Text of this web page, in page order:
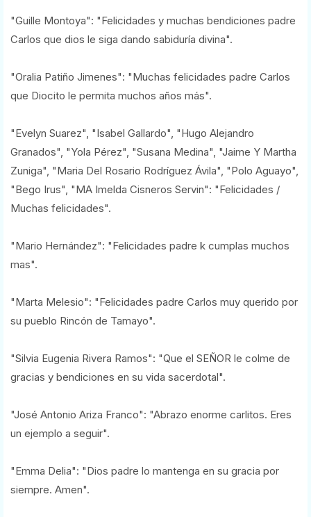
"Guille Montoya": "Felicidades y muchas bendiciones padre
Carlos que dios le siga dando sabiduría divina".
"Oralia Patiño Jimenes": "Muchas felicidades padre Carlos
que Diocito le permita muchos años más".
"Evelyn Suarez", "Isabel Gallardo", "Hugo Alejandro
Granados", "Yola Pérez", "Susana Medina", "Jaime Y Martha
Zuniga", "Maria Del Rosario Rodríguez Ávila", "Polo Aguayo",
"Bego Irus", "MA Imelda Cisneros Servin": "Felicidades /
Muchas felicidades".
"Mario Hernández": "Felicidades padre k cumplas muchos
mas".
"Marta Melesio": "Felicidades padre Carlos muy querido por
su pueblo Rincón de Tamayo".
"Silvia Eugenia Rivera Ramos": "Que el SEÑOR le colme de
gracias y bendiciones en su vida sacerdotal".
"José Antonio Ariza Franco": "Abrazo enorme carlitos. Eres
un ejemplo a seguir".
"Emma Delia": "Dios padre lo mantenga en su gracia por
siempre. Amen".